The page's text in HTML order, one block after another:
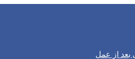
بعد از عمل